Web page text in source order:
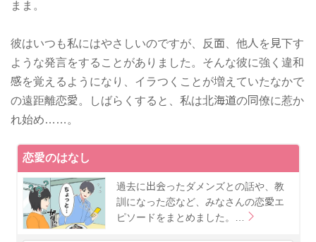
まま。
彼はいつも私にはやさしいのですが、反面、他人を見下す
ような発言をすることがありました。そんな彼に強く違和
感を覚えるようになり、イラつくことが増えていたなかで
の遠距離恋愛。しばらくすると、私は北海道の同僚に惹か
れ始め……。
恋愛のはなし
過去に出会ったダメンズとの話や、教
訓になった恋など、みなさんの恋愛エ
ピソードをまとめました。…